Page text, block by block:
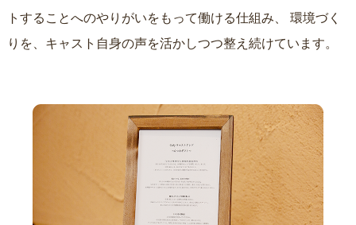
トすることへのやりがいをもって働ける仕組み、
りを、キャスト自身の声を活かしつつ整え続けています。